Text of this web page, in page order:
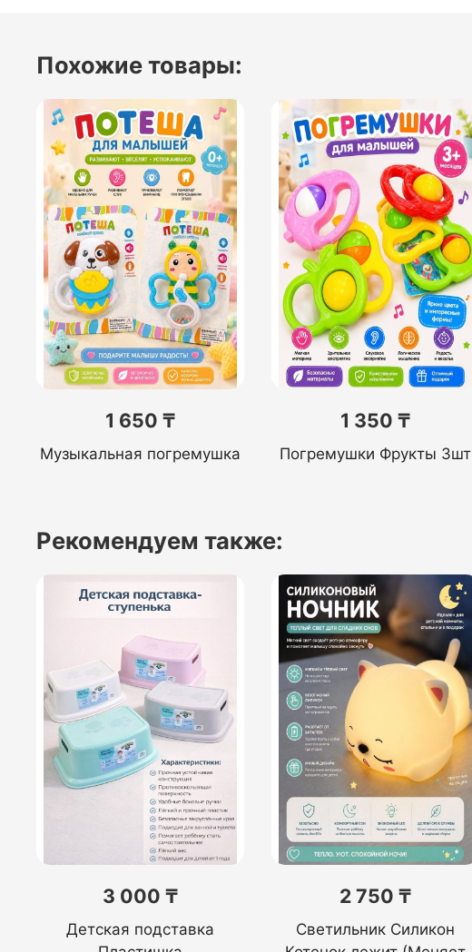
Похожие товары:
1 650 ₸
Музыкальная погремушка
1 350 ₸
Погремушки Фрукты 3шт
Рекомендуем также:
3 000 ₸
Детская подставка
2 750 ₸
Светильник Силикон